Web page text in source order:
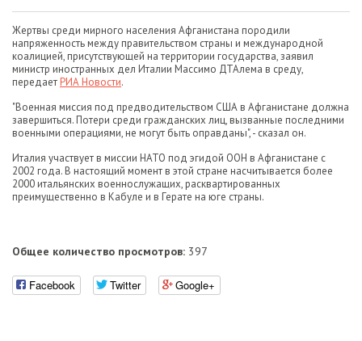
Жертвы среди мирного населения Афганистана породили
напряженность между правительством страны и международной
коалицией, присутствующей на территории государства, заявил
министр иностранных дел Италии Массимо ДТАлема в среду,
передаетРИА Новости.
"Военная миссия под предводительством США в Афганистане должна
завершиться. Потери среди гражданских лиц, вызванные последними
военными операциями, не могут быть оправданы", - сказал он.
Италия участвует в миссии НАТО под эгидой ООН в Афганистане с
2002 года. В настоящий момент в этой стране насчитывается более
2000 итальянских военнослужащих, расквартированных
преимущественно в Кабуле и в Герате на юге страны.
Общее количество просмотров: 397
Facebook Twitter Google+